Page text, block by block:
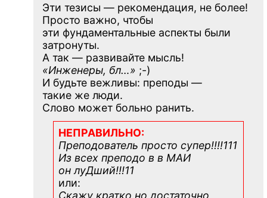
Эти тезисы — рекомендация, не более!
Просто важно, чтобы
эти фундаментальные аспекты были
затронуты.
А так — развивайте мысль!
«Инженеры, бл…» ;-)
И будьте вежливы: преподы —
такие же люди.
Слово может больно ранить.
НЕПРАВИЛЬНО:
Преподователь просто супер!!!!111
Из всех преподо в в МАИ
он луДший!!!11
или:
Скажу кратко но достаточно